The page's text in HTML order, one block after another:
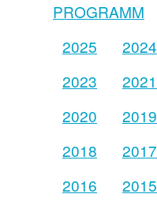
PROGRAMM
2025
2024
2023
2021
2020
2019
2018
2017
2016
2015